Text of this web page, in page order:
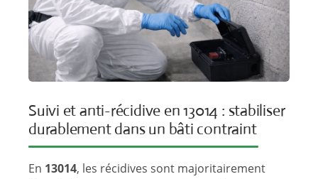
Suivi et anti-récidive en 13014 : stabiliser
durablement dans un bâti contraint
En 13014, les récidives sont majoritairement